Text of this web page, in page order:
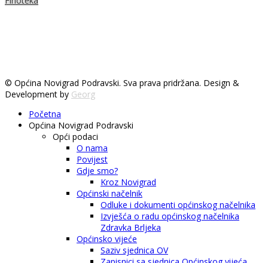
© Općina Novigrad Podravski. Sva prava pridržana. Design &
Development by Georg
Početna
Općina Novigrad Podravski
Opći podaci
O nama
Povijest
Gdje smo?
Kroz Novigrad
Općinski načelnik
Odluke i dokumenti općinskog načelnika
Izvješća o radu općinskog načelnika
Zdravka Brljeka
Općinsko vijeće
Saziv sjednica OV